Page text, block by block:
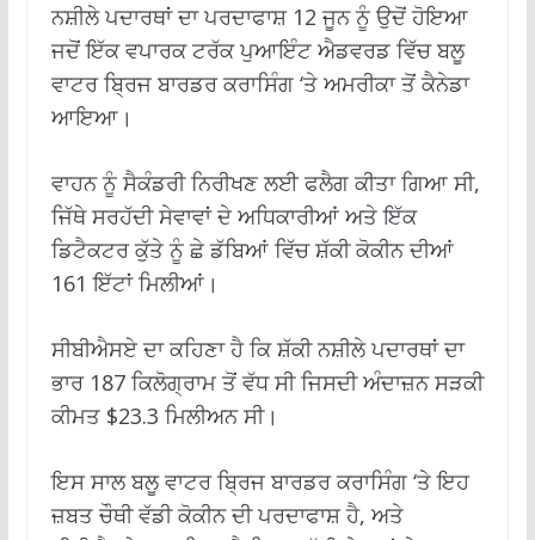
ਨਸ਼ੀਲੇ ਪਦਾਰਥਾਂ ਦਾ ਪਰਦਾਫਾਸ਼ 12 ਜੂਨ ਨੂੰ ਉਦੋਂ ਹੋਇਆ
ਜਦੋਂ ਇੱਕ ਵਪਾਰਕ ਟਰੱਕ ਪੁਆਇੰਟ ਐਡਵਰਡ ਵਿੱਚ ਬਲੂ
ਵਾਟਰ ਬ੍ਰਿਜ ਬਾਰਡਰ ਕਰਾਸਿੰਗ ‘ਤੇ ਅਮਰੀਕਾ ਤੋਂ ਕੈਨੇਡਾ
ਆਇਆ।
ਵਾਹਨ ਨੂੰ ਸੈਕੰਡਰੀ ਨਿਰੀਖਣ ਲਈ ਫਲੈਗ ਕੀਤਾ ਗਿਆ ਸੀ,
ਜਿੱਥੇ ਸਰਹੱਦੀ ਸੇਵਾਵਾਂ ਦੇ ਅਧਿਕਾਰੀਆਂ ਅਤੇ ਇੱਕ
ਡਿਟੈਕਟਰ ਕੁੱਤੇ ਨੂੰ ਛੇ ਡੱਬਿਆਂ ਵਿੱਚ ਸ਼ੱਕੀ ਕੋਕੀਨ ਦੀਆਂ
161 ਇੱਟਾਂ ਮਿਲੀਆਂ।
ਸੀਬੀਐਸਏ ਦਾ ਕਹਿਣਾ ਹੈ ਕਿ ਸ਼ੱਕੀ ਨਸ਼ੀਲੇ ਪਦਾਰਥਾਂ ਦਾ
ਭਾਰ 187 ਕਿਲੋਗ੍ਰਾਮ ਤੋਂ ਵੱਧ ਸੀ ਜਿਸਦੀ ਅੰਦਾਜ਼ਨ ਸੜਕੀ
ਕੀਮਤ $23.3 ਮਿਲੀਅਨ ਸੀ।
ਇਸ ਸਾਲ ਬਲੂ ਵਾਟਰ ਬ੍ਰਿਜ ਬਾਰਡਰ ਕਰਾਸਿੰਗ ‘ਤੇ ਇਹ
ਜ਼ਬਤ ਚੌਥੀ ਵੱਡੀ ਕੋਕੀਨ ਦੀ ਪਰਦਾਫਾਸ਼ ਹੈ, ਅਤੇ